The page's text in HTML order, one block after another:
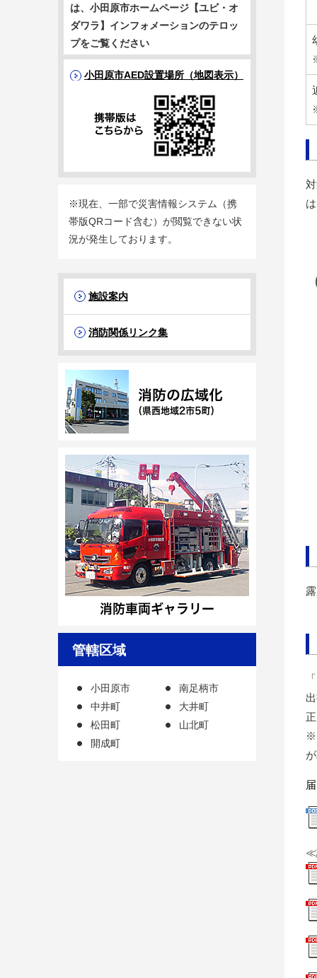
※
≪
は、小田原市ホームページ【ユビ・オ
ダワラ】インフォメーションのテロッ
プをご覧ください
小田原市AED設置場所（地図表示）
※現在、一部で災害情報システム（携
帯版QRコード含む）が閲覧できない状
況が発生しております。
施設案内
消防関係リンク集
管轄区域
小田原市
南足柄市
中井町
大井町
松田町
山北町
開成町